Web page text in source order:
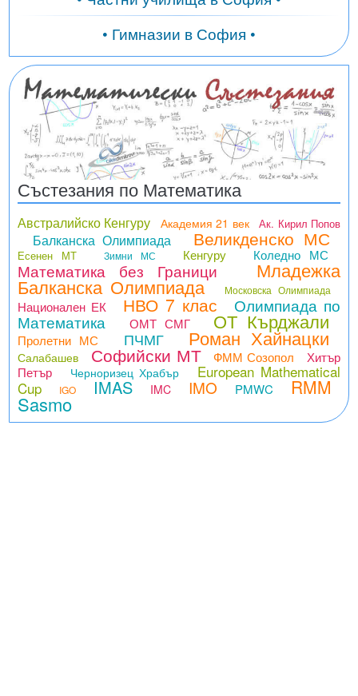
• Гимназии в София •
Състезания по Математика
Австралийско Кенгуру Академия 21 век Ак. Кирил Попов
Балканска Олимпиада Великденско МС
Есенен МТ Зимни МС Кенгуру Коледно МС
Математика без Граници Младежка
Балканска Олимпиада Московска Олимпиада
Национален ЕК НВО 7 клас Олимпиада по
Математика ОМТ СМГ ОТ Кърджали
Пролетни МС ПЧМГ Роман Хайнацки
Салабашев Софийски МТ ФММ Созопол
Хитър
Петър
Черноризец Храбър
European Mathematical
Cup
IGO IMAS IMC IMO PMWC RMM
Sasmo